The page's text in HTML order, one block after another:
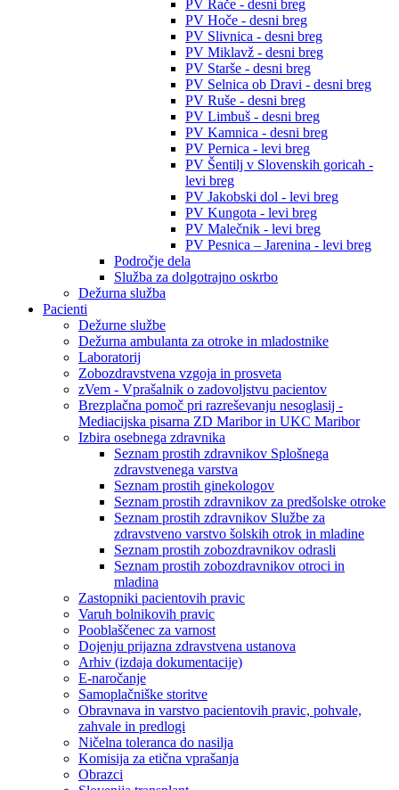
PV Rače - desni breg
PV Hoče - desni breg
PV Slivnica - desni breg
PV Miklavž - desni breg
PV Starše - desni breg
PV Selnica ob Dravi - desni breg
PV Ruše - desni breg
PV Limbuš - desni breg
PV Kamnica - desni breg
PV Pernica - levi breg
PV Šentilj v Slovenskih goricah -
levi breg
PV Jakobski dol - levi breg
PV Kungota - levi breg
PV Malečnik - levi breg
PV Pesnica – Jarenina - levi breg
Področje dela
Služba za dolgotrajno oskrbo
Dežurna služba
Pacienti
Dežurne službe
Dežurna ambulanta za otroke in mladostnike
Laboratorij
Zobozdravstvena vzgoja in prosveta
zVem - Vprašalnik o zadovoljstvu pacientov
Brezplačna pomoč pri razreševanju nesoglasij -
Mediacijska pisarna ZD Maribor in UKC Maribor
Izbira osebnega zdravnika
Seznam prostih zdravnikov Splošnega
zdravstvenega varstva
Seznam prostih ginekologov
Seznam prostih zdravnikov za predšolske otroke
Seznam prostih zdravnikov Službe za
zdravstveno varstvo šolskih otrok in mladine
Seznam prostih zobozdravnikov odrasli
Seznam prostih zobozdravnikov otroci in
mladina
Zastopniki pacientovih pravic
Varuh bolnikovih pravic
Pooblaščenec za varnost
Dojenju prijazna zdravstvena ustanova
Arhiv (izdaja dokumentacije)
E-naročanje
Samoplačniške storitve
Obravnava in varstvo pacientovih pravic, pohvale,
zahvale in predlogi
Ničelna toleranca do nasilja
Komisija za etična vprašanja
Obrazci